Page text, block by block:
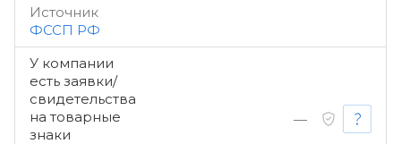
Источник
ФССП РФ
У компании
есть заявки/
свидетельства
на товарные
знаки
—